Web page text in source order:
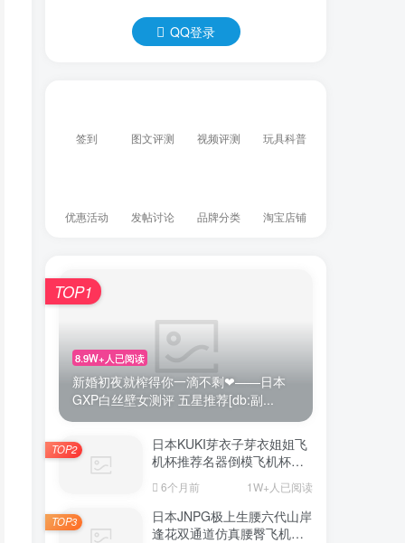
QQ登录
签到 图文评测 视频评测 玩具科普
优惠活动 发帖讨论 品牌分类 淘宝店铺
8.9W+人已阅读
新婚初夜就榨得你一滴不剩❤——日本
GXP白丝壁女测评 五星推荐[db:副...
TOP1
日本KUKI芽衣子芽衣姐姐飞
机杯推荐名器倒模飞机杯测
6个月前 1W+人已阅读
TOP2
日本JNPG极上生腰六代山岸
逢花双通道仿真腰臀飞机杯
TOP3